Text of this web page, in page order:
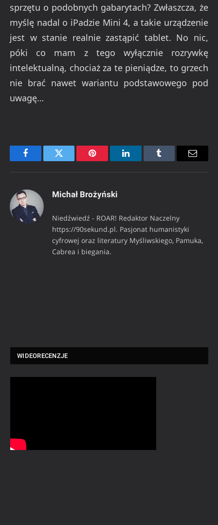
sprzętu o podobnych gabarytach? Zwłaszcza, że
myślę nadal o iPadzie Mini 4, a takie urządzenie
jest w stanie realnie zastąpić tablet. No nic,
póki co mam z tego wyłącznie rozrywkę
intelektualną, chociaż za te pieniądze, to grzech
nie brać nawet wariantu podstawowego pod
uwagę…
FacebookTwitter Pinterest LinkedInTumblr Email
Michał Brożyński
Niedźwiedź - ROAR! Redaktor Naczelny
https://90sekund.pl. Pasjonat humanistyki
cyfrowej oraz literatury Myśliwskiego, Pamuka,
Cabrea i biegania.
WIDEORECENZJE